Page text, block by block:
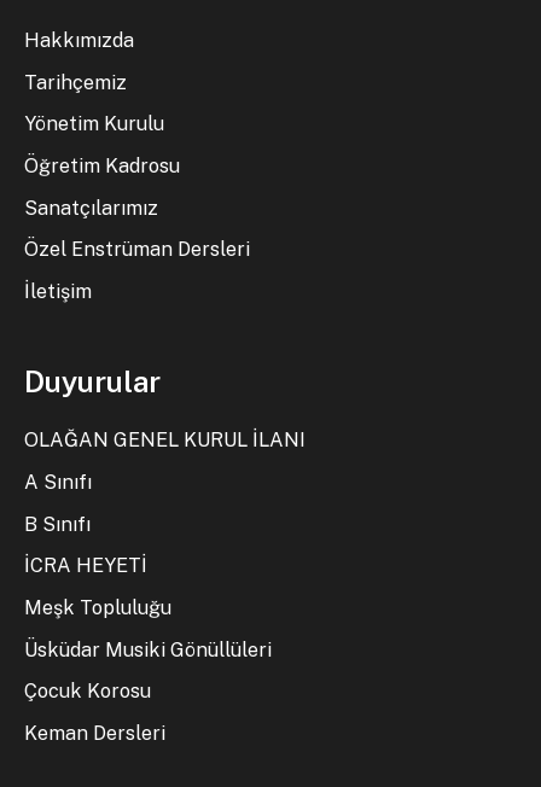
Hakkımızda
Tarihçemiz
Yönetim Kurulu
Öğretim Kadrosu
Sanatçılarımız
Özel Enstrüman Dersleri
İletişim
Duyurular
OLAĞAN GENEL KURUL İLANI
A Sınıfı
B Sınıfı
İCRA HEYETİ
Meşk Topluluğu
Üsküdar Musiki Gönüllüleri
Çocuk Korosu
Keman Dersleri